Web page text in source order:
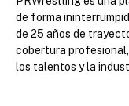
de forma
de 25 años de
cobertura
los talentos y la